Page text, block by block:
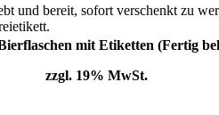
und bereit, sofort verschenkt zu
mit Etiketten (Fertig
zzgl. 19% MwSt.